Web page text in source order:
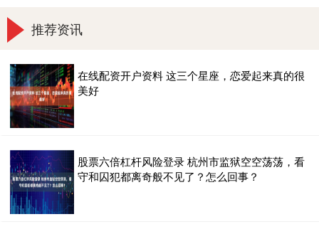
推荐资讯
在线配资开户资料 这三个星座，恋爱起来真的很
美好
股票六倍杠杆风险登录 杭州市监狱空空荡荡，看
守和囚犯都离奇般不见了？怎么回事？